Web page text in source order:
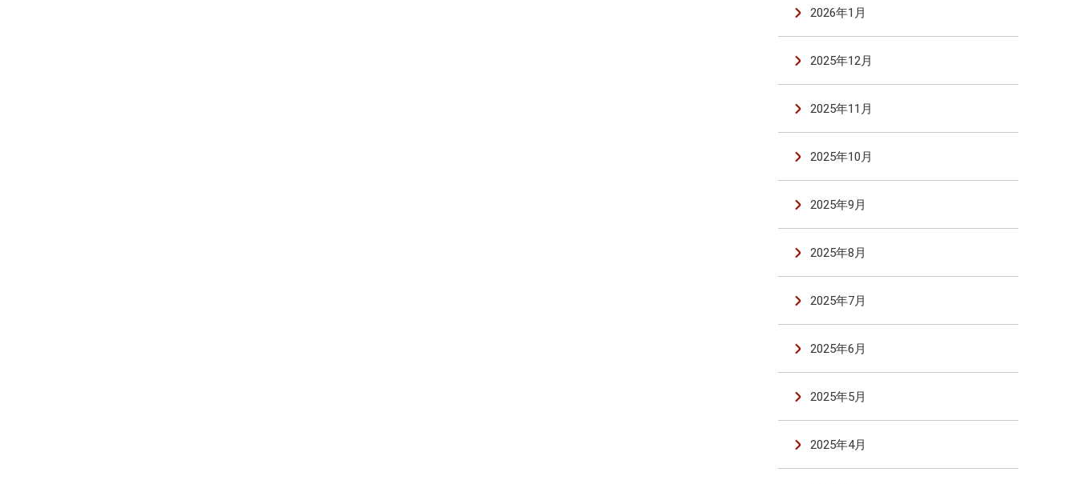
2026年1月
2025年12月
2025年11月
2025年10月
2025年9月
2025年8月
2025年7月
2025年6月
2025年5月
2025年4月